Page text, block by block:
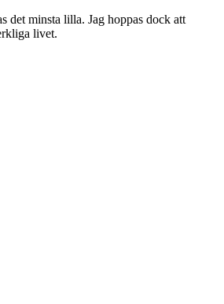
det minsta lilla. Jag hoppas dock att
livet.